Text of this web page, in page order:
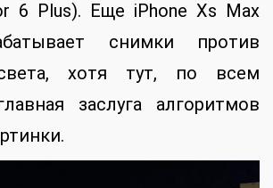
6 Plus). Еще iPhone Xs Max
снимки против
хотя тут, по всем
заслуга алгоритмов